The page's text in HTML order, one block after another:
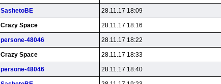
SashetoBE 28.11.17 18:09
Crazy Space 28.11.17 18:16
persone-48046 28.11.17 18:22
Crazy Space 28.11.17 18:33
persone-48046 28.11.17 18:40